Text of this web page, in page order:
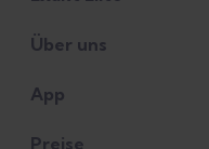
Über uns
App
Preise